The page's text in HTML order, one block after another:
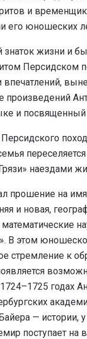
и
его юношеских
жизни и
Персидском
впечатлений,
и посвященный
Персидского
наездами
прошение на
и новая,
В этом
стремление к
годах
— истории,
поступает